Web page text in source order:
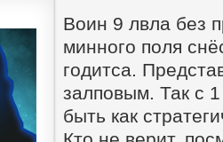
Воин 9 лвла без
минного поля
годитса.
залповым. Так с
быть как